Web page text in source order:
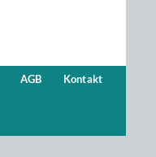
AGB Kontakt